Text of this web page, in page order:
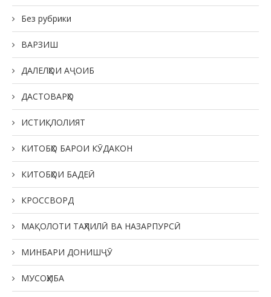
Без рубрики
ВАРЗИШ
ДАЛЕЛҲОИ АҶОИБ
ДАСТОВАРҲО
ИСТИҚЛОЛИЯТ
КИТОБҲО БАРОИ КӮДАКОН
КИТОБҲОИ БАДЕӢ
КРОССВОРД
МАҚОЛОТИ ТАҲЛИЛӢ ВА НАЗАРПУРСӢ
МИНБАРИ ДОНИШҶӮ
МУСОҲИБА